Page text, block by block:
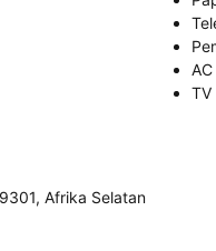
AC
TV
Afrika Selatan